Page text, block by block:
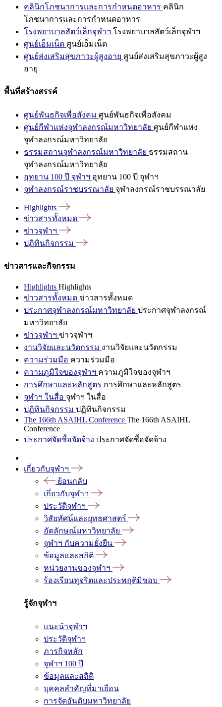
คลินิกโภชนาการและการกำหนดอาหาร คลินิก
โภชนาการและการกำหนดอาหาร
โรงพยาบาลสัตว์เล็กจุฬาฯ โรงพยาบาลสัตว์เล็กจุฬาฯ
ศูนย์เอ็มเน็ต ศูนย์เอ็มเน็ต
ศูนย์ส่งเสริมสุขภาวะผู้สูงอายุ ศูนย์ส่งเสริมสุขภาวะผู้สูง
อายุ
พื้นที่สร้างสรรค์
ศูนย์พันธกิจเพื่อสังคม ศูนย์พันธกิจเพื่อสังคม
ศูนย์กีฬาแห่งจุฬาลงกรณ์มหาวิทยาลัย ศูนย์กีฬาแห่ง
จุฬาลงกรณ์มหาวิทยาลัย
ธรรมสถานจุฬาลงกรณ์มหาวิทยาลัย ธรรมสถาน
จุฬาลงกรณ์มหาวิทยาลัย
อุทยาน 100 ปี จุฬาฯ อุทยาน 100 ปี จุฬาฯ
จุฬาลงกรณ์ราชบรรณาลัย จุฬาลงกรณ์ราชบรรณาลัย
Highlights
ข่าวสารทั้งหมด
ข่าวจุฬาฯ
ปฏิทินกิจกรรม
ข่าวสารและกิจกรรม
Highlights Highlights
ข่าวสารทั้งหมด ข่าวสารทั้งหมด
ประกาศจุฬาลงกรณ์มหาวิทยาลัย ประกาศจุฬาลงกรณ์
มหาวิทยาลัย
ข่าวจุฬาฯ ข่าวจุฬาฯ
งานวิจัยและนวัตกรรม งานวิจัยและนวัตกรรม
ความร่วมมือ ความร่วมมือ
ความภูมิใจของจุฬาฯ ความภูมิใจของจุฬาฯ
การศึกษาและหลักสูตร การศึกษาและหลักสูตร
จุฬาฯ ในสื่อ จุฬาฯ ในสื่อ
ปฏิทินกิจกรรม ปฏิทินกิจกรรม
The 166th ASAIHL Conference The 166th ASAIHL
Conference
ประกาศจัดซื้อจัดจ้าง ประกาศจัดซื้อจัดจ้าง
เกี่ยวกับจุฬาฯ
ย้อนกลับ
เกี่ยวกับจุฬาฯ
ประวัติจุฬาฯ
วิสัยทัศน์และยุทธศาสตร์
อัตลักษณ์มหาวิทยาลัย
จุฬาฯ กับความยั่งยืน
ข้อมูลและสถิติ
หน่วยงานของจุฬาฯ
ร้องเรียนทุจริตและประพฤติมิชอบ
รู้จักจุฬาฯ
แนะนำจุฬาฯ
ประวัติจุฬาฯ
ภารกิจหลัก
จุฬาฯ 100 ปี
ข้อมูลและสถิติ
บุคคลสำคัญที่มาเยือน
การจัดอันดับมหาวิทยาลัย